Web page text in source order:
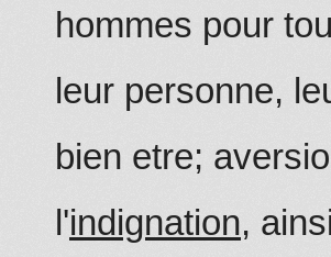
hommes pour
leur personne,
bien etre;
l'indignation,